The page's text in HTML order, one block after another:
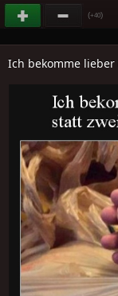
(+40)
Ich bekomme